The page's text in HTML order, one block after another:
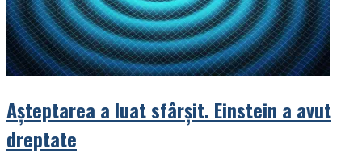
Așteptarea a luat sfârșit. Einstein a avut
dreptate